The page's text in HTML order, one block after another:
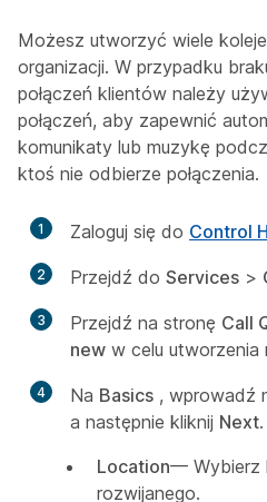
Możesz utworzyć wiele
organizacji. W przypadku
połączeń klientów należy
połączeń, aby zapewnić
komunikaty lub muzykę
ktoś nie odbierze połączenia.
1 Zaloguj się do Control
2 Przejdź do Services >
3 Przejdź na stronę Call
new w celu utworzenia
4 Na Basics , wprowadź
a następnie kliknij Next.
Location— Wybierz
rozwijanego.